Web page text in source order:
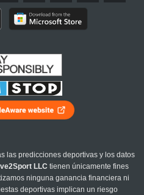
las predicciones deportivas y los datos
LLC tienen únicamente fines
ninguna ganancia financiera ni
deportivas implican un riesgo